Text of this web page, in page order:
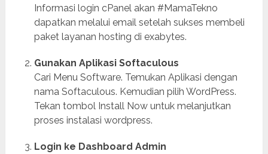
Informasi login cPanel akan #MamaTekno
dapatkan melalui email setelah sukses membeli
paket layanan hosting di exabytes.
Gunakan Aplikasi Softaculous
Cari Menu Software. Temukan Aplikasi dengan
nama Softaculous. Kemudian pilih WordPress.
Tekan tombol Install Now untuk melanjutkan
proses instalasi wordpress.
Login ke Dashboard Admin